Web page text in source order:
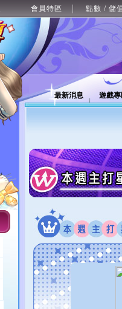
會員特區 點數 / 儲
最新消息 遊戲